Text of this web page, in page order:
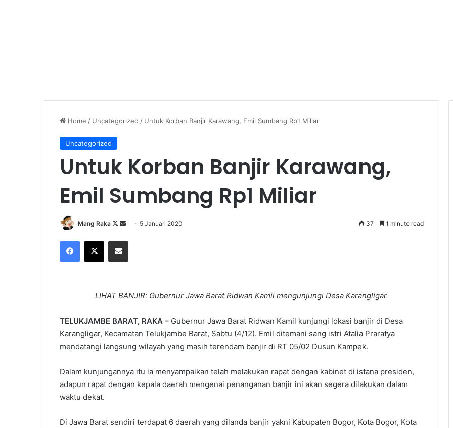
Home / Uncategorized / Untuk Korban Banjir Karawang, Emil Sumbang Rp1 Miliar
Uncategorized
Untuk Korban Banjir Karawang,
Emil Sumbang Rp1 Miliar
Mang Raka
Follow
X
Send 5 Januari 2020 37 1 minute read
Facebook
X Share via Email
LIHAT BANJIR: Gubernur Jawa Barat Ridwan Kamil mengunjungi Desa Karangligar.
TELUKJAMBE BARAT, RAKA – Gubernur Jawa Barat Ridwan Kamil kunjungi lokasi banjir di Desa
Karangligar, Kecamatan Telukjambe Barat, Sabtu (4/12). Emil ditemani sang istri Atalia Praratya
mendatangi langsung wilayah yang masih terendam banjir di RT 05/02 Dusun Kampek.
Dalam kunjungannya itu ia menyampaikan telah melakukan rapat dengan kabinet di istana presiden,
adapun rapat dengan kepala daerah mengenai penanganan banjir ini akan segera dilakukan dalam
waktu dekat.
Di Jawa Barat sendiri terdapat 6 daerah yang dilanda banjir yakni Kabupaten Bogor, Kota Bogor, Kota